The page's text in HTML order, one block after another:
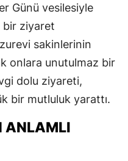
Günü vesilesiyle
bir ziyaret
sakinlerinin
onlara unutulmaz bir
dolu ziyareti,
bir mutluluk yarattı.
ANLAMLI